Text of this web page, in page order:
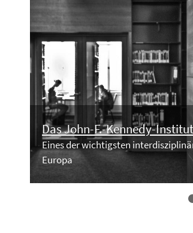
Das John-F.-Kennedy-
Eines der wichtigsten
Europa